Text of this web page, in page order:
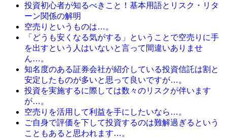
投資初心者が知るべきこと！基本用語とリスク・リタ
ーン関係の解明
空売りというものは…。
「どうも安くなる気がする」ということで空売りに手
を出すという人はいないと言って間違いありませ
ん…。
知名度のある証券会社が紹介している投資信託は割と
安定したものが多いと思って良いですが…。
投資を実施するに際しては数々のリスクが伴います
が…。
空売りを活用して利益を手にしたいなら…。
ご自身で評価を下して投資するのは難解過ぎるという
こともあると思われます…。